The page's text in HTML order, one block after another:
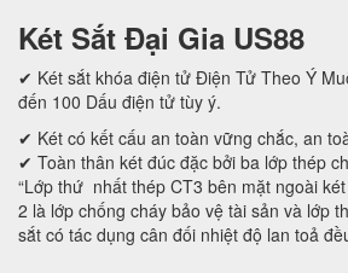
Két Sắt Đại Gia US88
✔ Két sắt khóa điện tử Điện Tử Theo Ý
đến 100 Dấu điện tử tùy ý.
✔ Két có kết cấu an toàn vững chắc, an
✔ Toàn thân két đúc đặc bởi ba lớp thép
“Lớp thứ nhất thép CT3 bên mặt ngoài
2 là lớp chống cháy bảo vệ tài sản và lớp
sắt có tác dụng cân đối nhiệt độ lan toả